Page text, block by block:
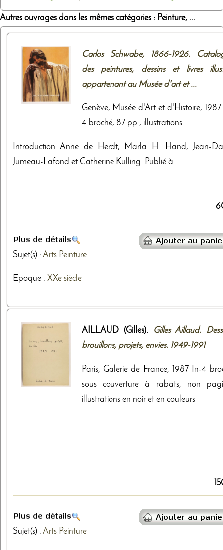
Autres ouvrages dans les mêmes catégories : Peinture, ...
Carlos Schwabe, 1866-1926.
des peintures, dessins et livres
appartenant au Musée d'art et ...
Genève, Musée d'Art et d'Histoire,
4 broché, 87 pp., illustrations
Introduction Anne de Herdt, Marla H. Hand, Jean-
Jumeau-Lafond et Catherine Kulling. Publié à ...
Sujet(s) : Arts Peinture
Epoque : XXe siècle
AILLAUD (Gilles).
Gilles Aillaud.
brouillons, projets, envies. 1949-1991
Paris, Galerie de France, 1987 In-4
sous couverture à rabats, non
illustrations en noir et en couleurs
Sujet(s) : Arts Peinture